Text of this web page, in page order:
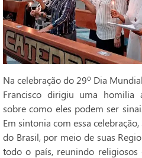
Na celebração do 29º Dia
Francisco dirigiu uma homilia
sobre como eles podem ser
Em sintonia com essa
do Brasil, por meio de suas
todo o país, reunindo religiosos